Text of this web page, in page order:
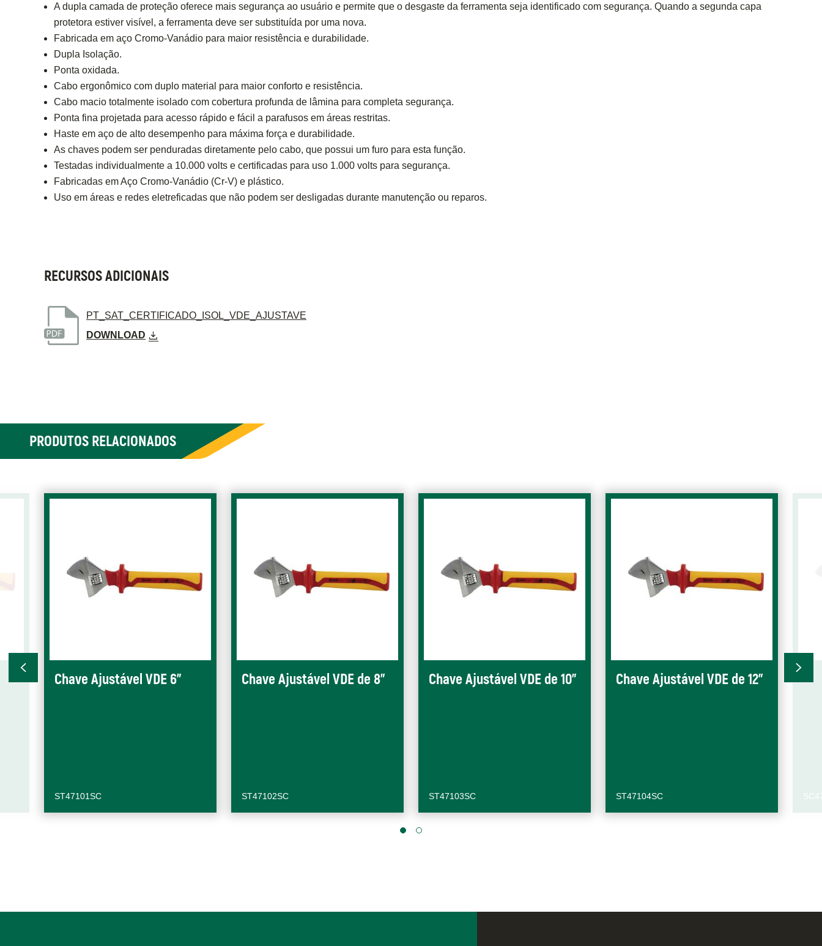
A dupla camada de proteção oferece mais segurança ao usuário e permite que o desgaste da ferramenta seja identificado com segurança. Quando a segunda capa
protetora estiver visível, a ferramenta deve ser substituída por uma nova.
Fabricada em aço Cromo-Vanádio para maior resistência e durabilidade.
Dupla Isolação.
Ponta oxidada.
Cabo ergonômico com duplo material para maior conforto e resistência.
Cabo macio totalmente isolado com cobertura profunda de lâmina para completa segurança.
Ponta fina projetada para acesso rápido e fácil a parafusos em áreas restritas.
Haste em aço de alto desempenho para máxima força e durabilidade.
As chaves podem ser penduradas diretamente pelo cabo, que possui um furo para esta função.
Testadas individualmente a 10.000 volts e certificadas para uso 1.000 volts para segurança.
Fabricadas em Aço Cromo-Vanádio (Cr-V) e plástico.
Uso em áreas e redes eletreficadas que não podem ser desligadas durante manutenção ou reparos.
RECURSOS ADICIONAIS
PT_SAT_CERTIFICADO_ISOL_VDE_AJUSTAVE
DOWNLOAD
PRODUTOS RELACIONADOS
Chave Ajustável VDE 6"
ST47101SC
Chave Ajustável VDE de 8"
ST47102SC
Chave Ajustável VDE de 10"
ST47103SC
Chave Ajustável VDE de 12"
ST47104SC